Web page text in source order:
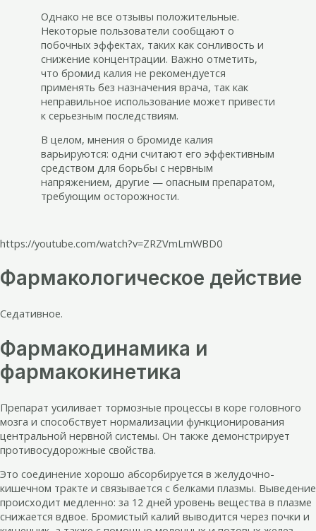
Однако не все отзывы положительные.
Некоторые пользователи сообщают о
побочных эффектах, таких как сонливость и
снижение концентрации. Важно отметить,
что бромид калия не рекомендуется
применять без назначения врача, так как
неправильное использование может привести
к серьезным последствиям.
В целом, мнения о бромиде калия
варьируются: одни считают его эффективным
средством для борьбы с нервным
напряжением, другие — опасным препаратом,
требующим осторожности.
https://youtube.com/watch?v=ZRZVmLmWBD0
Фармакологическое действие
Седативное.
Фармакодинамика и
фармакокинетика
Препарат усиливает тормозные процессы в коре головного
мозга и способствует нормализации функционирования
центральной нервной системы. Он также демонстрирует
противосудорожные свойства.
Это соединение хорошо абсорбируется в желудочно-
кишечном тракте и связывается с белками плазмы. Выведение
происходит медленно: за 12 дней уровень вещества в плазме
снижается вдвое. Бромистый калий выводится через почки и